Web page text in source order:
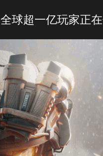
全球超一亿玩家正